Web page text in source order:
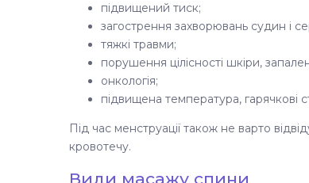
підвищений тиск;
загострення захворювань судин і
тяжкі травми;
порушення цілісності шкіри,
онкологія;
підвищена температура, гарячкові
Під час менструації також не варто
кровотечу.
Види масажу спини